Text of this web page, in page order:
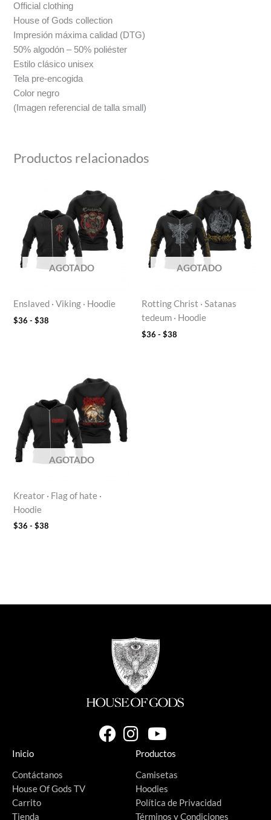
Official clothing
House of Gods collection
Impresión máxima calidad (DTG)
50% algodón – 50% poliéster
Estilo clásico unisex
Tela pre-encogida
Color negro
(Imagen referencial de talla small)
Productos relacionados
AGOTADO
Enslaved · Viking · Hoodie
$36 - $38
precios:
desde
$36
hasta
$38
AGOTADO
Rotting Christ · Satanas
tedeum · Hoodie
$36 - $38
precios:
desde
$36
hasta
$38
AGOTADO
Kreator · Flag of hate ·
Hoodie
$36 - $38
precios:
desde
$36
hasta
$38
Inicio
Contáctanos
House Of Gods TV
Productos
Camisetas
Hoodies
Carrito
Tienda
Política de Privacidad
Términos y Condiciones